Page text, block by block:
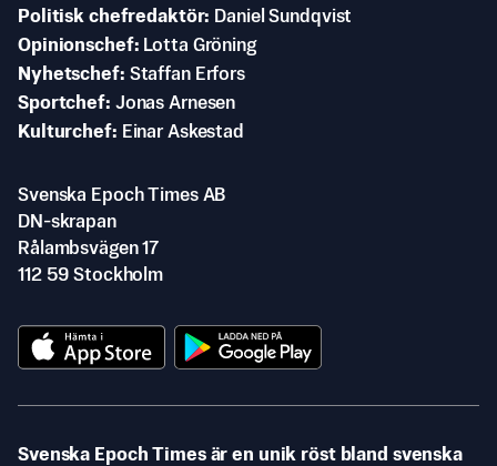
Politisk chefredaktör
Daniel Sundqvist
Opinionschef
Lotta Gröning
Nyhetschef Staffan Erfors
Sportchef Jonas Arnesen
Kulturchef
Einar Askestad
Svenska Epoch Times AB
DN-skrapan
Rålambsvägen 17
112 59 Stockholm
Svenska Epoch Times är en unik röst bland svenska